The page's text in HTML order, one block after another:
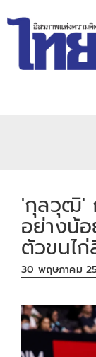
'กุลวุฒิ'
อย่างน้
ตัวขนไก่
30 พฤษภาคม